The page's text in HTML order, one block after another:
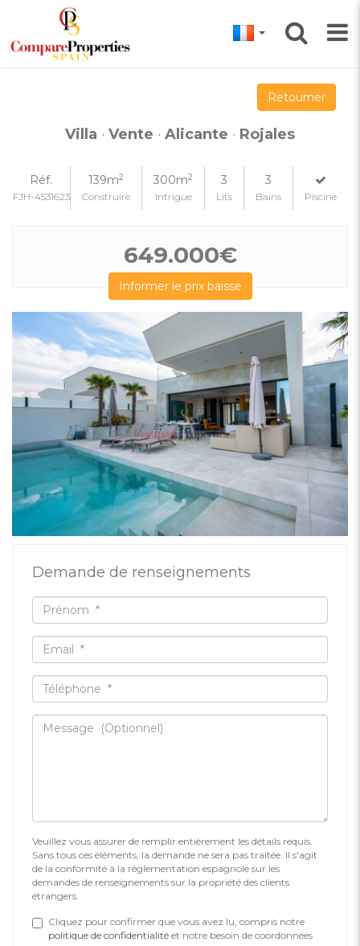
Retourner
Villa · Vente · Alicante · Rojales
Réf.
FJH-4531623
139m2
Construire
300m2
Intrigue
3
Lits
3
Bains Piscine
649.000€
Informer le prix baisse
Demande de renseignements
Veuillez vous assurer de remplir entièrement les détails requis.
Sans tous ces éléments, la demande ne sera pas traitée. Il s'agit
de la conformité à la réglementation espagnole sur les
demandes de renseignements sur la propriété des clients
étrangers.
Cliquez pour confirmer que vous avez lu, compris notre
politique de confidentialité et notre besoin de coordonnées